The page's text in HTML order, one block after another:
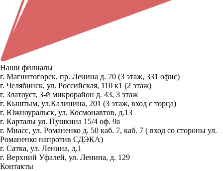
Наши филиалы
г. Магнитогорск, пр. Ленина д. 70 (3 этаж, 331 офис)
г. Челябинск, ул. Российская, 110 к1 (2 этаж)
г. Златоуст, 3-й микрорайон д. 43, 3 этаж
г. Кыштым, ул.Калинина, 201 (3 этаж, вход с торца)
г. Южноуральск, ул. Космонавтов, д.13
г. Карталы ул. Пушкина 15/4 оф. 9а
г. Миасс, ул. Романенко д. 50 каб. 7, каб. 7 ( вход со стороны ул.
Романенко напротив СДЭКА)
г. Сатка, ул. Ленина, д.1
г. Верхний Уфалей, ул. Ленина, д. 129
Контакты